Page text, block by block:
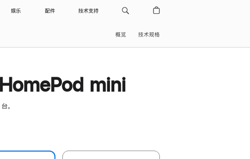
娱乐 配件 技术支持
概览 技术规格
mini
。